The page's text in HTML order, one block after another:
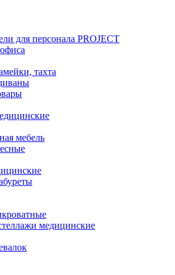
для персонала PROJECT
тахта
мебель
медицинские